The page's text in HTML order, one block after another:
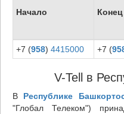
Начало Конец
+7 (958) 4415000 +7 (
V-Tell в
В Республике
"Глобал Телеком")